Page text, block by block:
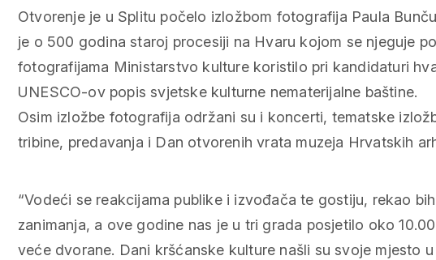
Otvorenje je u Splitu počelo izložbom fotografija Paula
je o 500 godina staroj procesiji na Hvaru kojom se njeguje
fotografijama Ministarstvo kulture koristilo pri kandidaturi
UNESCO-ov popis svjetske kulturne nematerijalne baštine.
Osim izložbe fotografija održani su i koncerti, tematske
tribine, predavanja i Dan otvorenih vrata muzeja Hrvatskih
“Vodeći se reakcijama publike i izvođača te gostiju, rekao
zanimanja, a ove godine nas je u tri grada posjetilo oko
veće dvorane. Dani kršćanske kulture našli su svoje mjesto